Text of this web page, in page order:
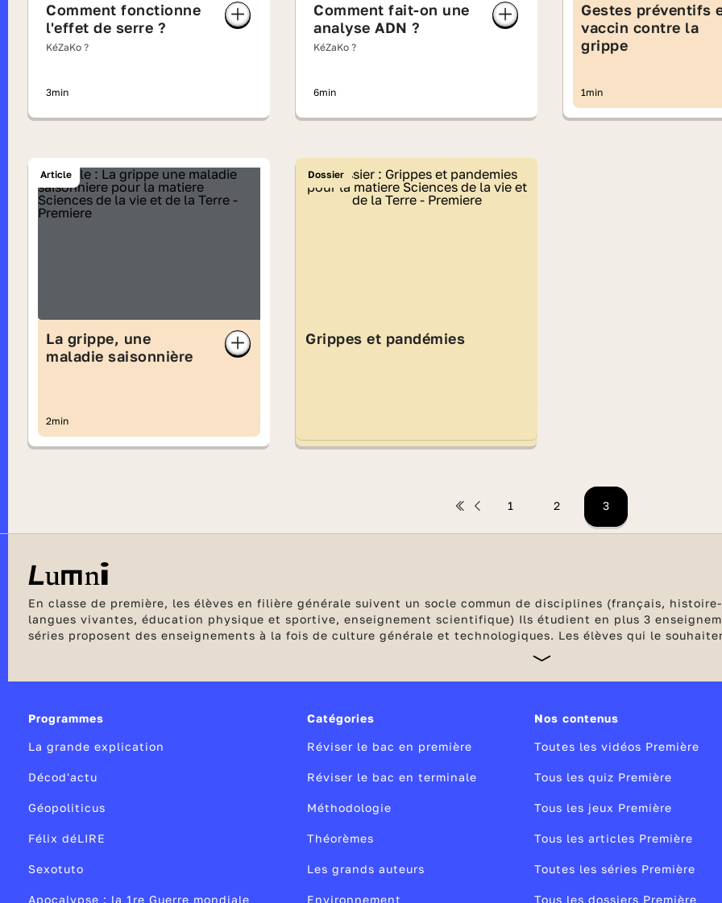
Comment fonctionne
l'effet de serre ?
KéZaKo ?
3min
Comment fait-on une
analyse ADN ?
KéZaKo ?
6min
Gestes préventifs
vaccin contre la
grippe
1min
Article
La grippe, une
maladie saisonnière
2min
Dossier
Grippes et pandémies
1 2 3
En classe de première, les élèves en filière générale suivent un socle commun de disciplines (français,
langues vivantes, éducation physique et sportive, enseignement scientifique) Ils étudient en plus 3
séries proposent des enseignements à la fois de culture générale et technologiques. Les élèves qui le
peuvent bénéficier de stages de remise à niveau ou de stages passerelles en cas de changement d'orientation.
Programmes
La grande explication
Décod'actu
Géopoliticus
Félix déLIRE
Sexotuto
Apocalypse : la 1re Guerre mondiale
Catégories
Réviser le bac en première
Réviser le bac en terminale
Méthodologie
Théorèmes
Les grands auteurs
Environnement
Nos contenus
Toutes les vidéos Première
Tous les quiz Première
Tous les jeux Première
Tous les articles Première
Toutes les séries Première
Tous les dossiers Première